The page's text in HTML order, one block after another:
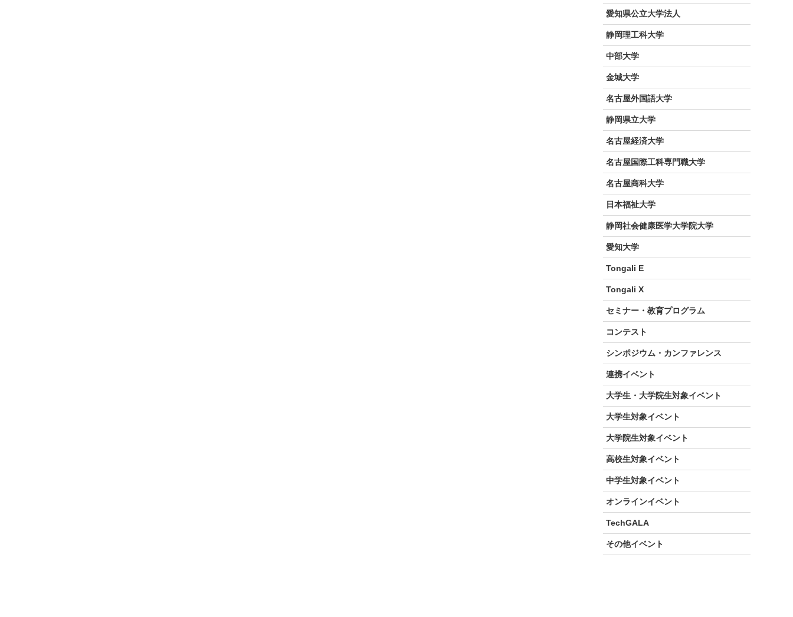
愛知県公立大学法人
静岡理工科大学
中部大学
金城大学
名古屋外国語大学
静岡県立大学
名古屋経済大学
名古屋国際工科専門職大学
名古屋商科大学
日本福祉大学
静岡社会健康医学大学院大学
愛知大学
Tongali E
Tongali X
セミナー・教育プログラム
コンテスト
シンポジウム・カンファレンス
連携イベント
大学生・大学院生対象イベント
大学生対象イベント
大学院生対象イベント
高校生対象イベント
中学生対象イベント
オンラインイベント
TechGALA
その他イベント